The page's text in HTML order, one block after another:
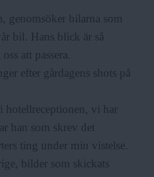
genomsöker bilarna som
bil. Hans blick är så
att passera.
efter gårdagens shots på
vi har
han som skrev det
ting under min vistelse.
bilder som skickats